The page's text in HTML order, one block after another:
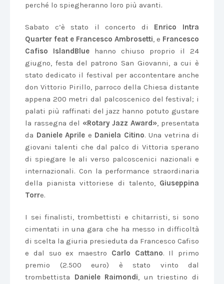
perché lo spiegheranno loro più avanti.
Sabato c’è stato il concerto di
Enrico Intra
Quarter feat e Francesco Ambrosetti, e Francesco
Cafiso IslandBlue hanno chiuso proprio il 24
giugno, festa del patrono San Giovanni, a cui è
stato dedicato il festival per accontentare anche
don Vittorio Pirillo, parroco della Chiesa distante
appena 200 metri dal palcoscenico del festival; i
palati più raffinati del jazz hanno potuto gustare
la rassegna del «Rotary Jazz Award», presentata
da Daniele Aprile e Daniela Citino. Una vetrina di
giovani talenti che dal palco di Vittoria sperano
di spiegare le ali verso palcoscenici nazionali e
internazionali. Con la performance straordinaria
della pianista vittoriese di talento, Giuseppina
Torre.
I sei finalisti, trombettisti e chitarristi, si sono
cimentati in una gara che ha messo in difficoltà
di scelta la giuria presieduta da Francesco Cafiso
e dal suo ex maestro Carlo Cattano. Il primo
premio (2.500 euro) è stato vinto dal
trombettista Daniele Raimondi, un triestino di